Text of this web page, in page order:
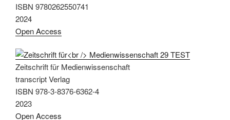
ISBN 9780262550741
2024
Open Access
Zeitschrift für Medienwissenschaft
transcript Verlag
ISBN 978-3-8376-6362-4
2023
Open Access